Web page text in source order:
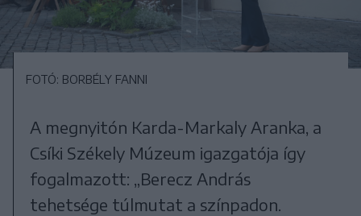
FOTÓ: BORBÉLY FANNI
A megnyitón Karda-Markaly Aranka, a
Csíki Székely Múzeum igazgatója így
fogalmazott: „Berecz András
tehetsége túlmutat a színpadon.